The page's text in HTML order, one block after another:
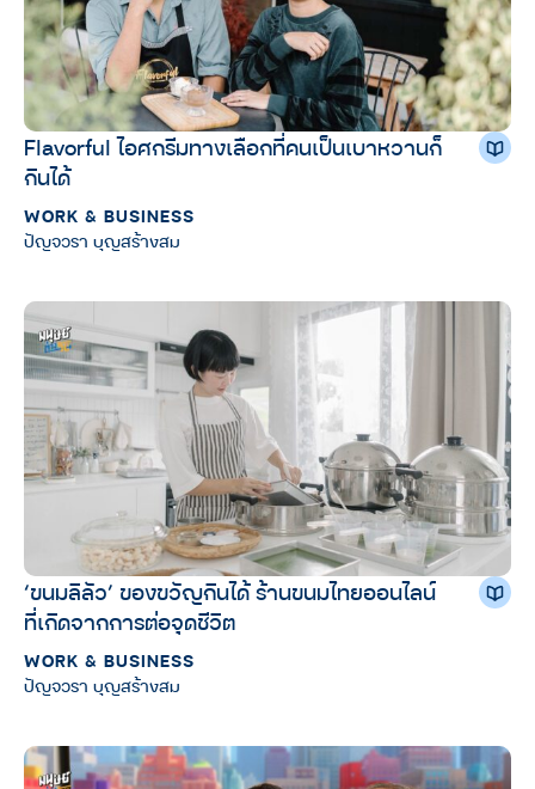
Flavorful ไอศกรีมทางเลือกที่คนเป็นเบาหวานก็
กินได้
WORK & BUSINESS
ปัญจวรา บุญสร้างสม
‘ขนมลิลัว’ ของขวัญกินได้ ร้านขนมไทยออนไลน์
ที่เกิดจากการต่อจุดชีวิต
WORK & BUSINESS
ปัญจวรา บุญสร้างสม